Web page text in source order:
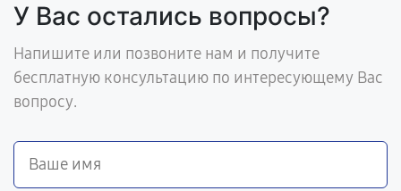
У Вас остались вопросы?
Напишите или позвоните нам и получите
бесплатную консультацию по интересующему Вас
вопросу.